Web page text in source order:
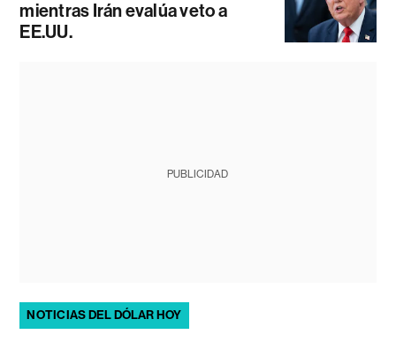
mientras Irán evalúa veto a
EE.UU.
PUBLICIDAD
NOTICIAS DEL DÓLAR HOY